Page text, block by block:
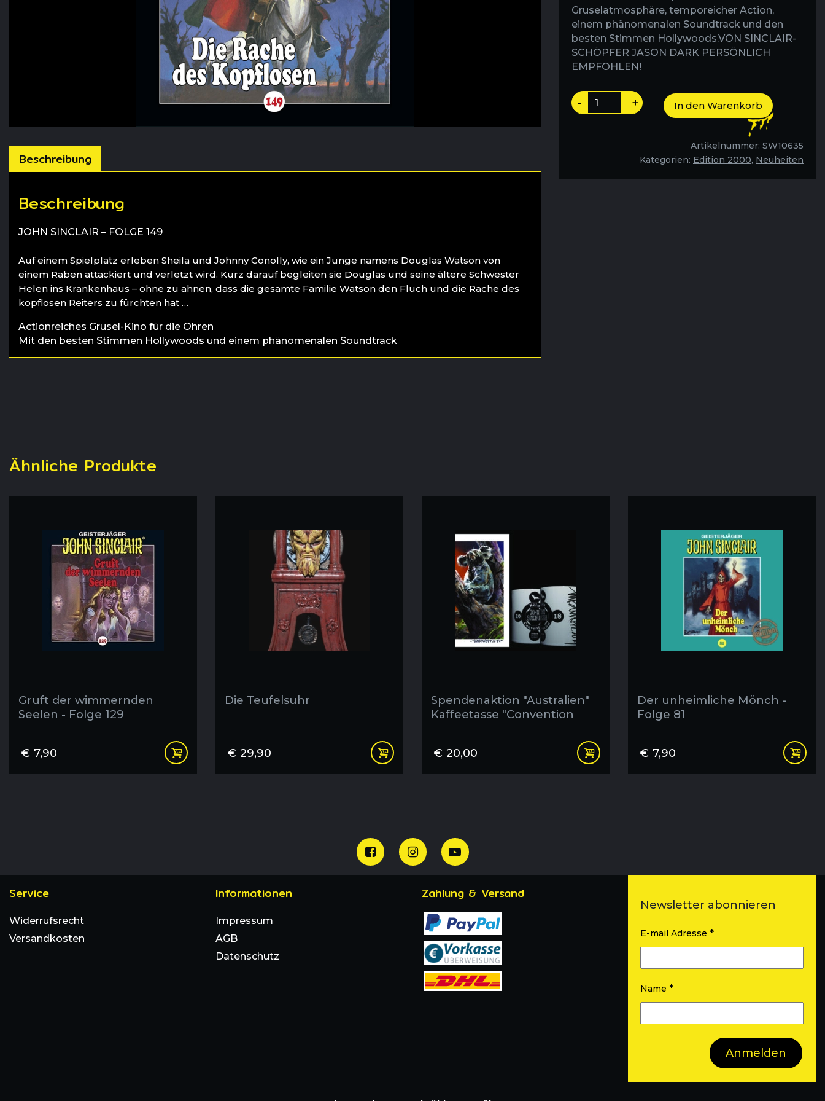
Gruselatmosphäre, temporeicher Action,
einem phänomenalen Soundtrack und den
besten Stimmen Hollywoods.VON SINCLAIR-
SCHÖPFER JASON DARK PERSÖNLICH
EMPFOHLEN!
Die
Rache
149
- + In den Warenkorb
Artikelnummer: SW10635
Kategorien: Edition 2000, Neuheiten
Beschreibung
Beschreibung
JOHN SINCLAIR – FOLGE 149
Auf einem Spielplatz erleben Sheila und Johnny Conolly, wie ein Junge namens Douglas Watson von
einem Raben attackiert und verletzt wird. Kurz darauf begleiten sie Douglas und seine ältere Schwester
Helen ins Krankenhaus – ohne zu ahnen, dass die gesamte Familie Watson den Fluch und die Rache des
kopflosen Reiters zu fürchten hat …
Actionreiches Grusel-Kino für die Ohren
Mit den besten Stimmen Hollywoods und einem phänomenalen Soundtrack
Ähnliche Produkte
Gruft der wimmernden
Seelen - Folge 129
€ 7,90
Die Teufelsuhr
€ 29,90
Spendenaktion "Australien"
Kaffeetasse "Convention
€ 20,00
Der unheimliche Mönch -
Folge 81
€ 7,90
Service
Widerrufsrecht
Versandkosten
Informationen
Impressum
AGB
Datenschutz
Zahlung & Versand
Newsletter abonnieren
E-mail Adresse *
Name *